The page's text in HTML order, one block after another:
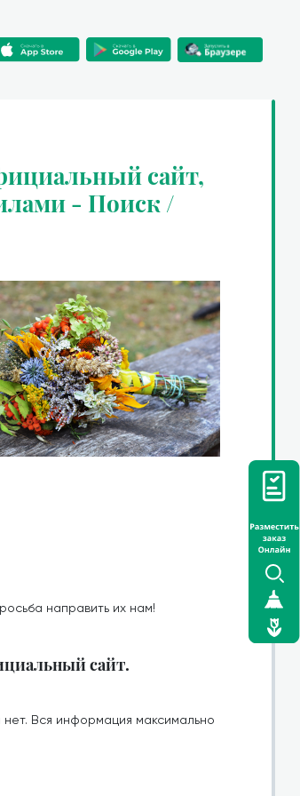
сайт,
- Поиск /
направить их нам!
сайт.
Вся информация максимально